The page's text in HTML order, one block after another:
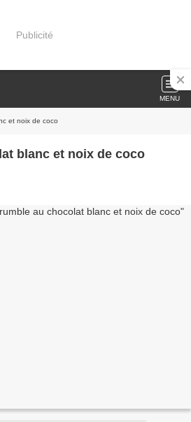
Publicité
MENU
et noix de coco
blanc et noix de coco